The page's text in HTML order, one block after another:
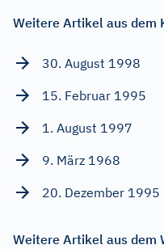
Weitere Artikel aus dem
30. August 1998
15. Februar 1995
1. August 1997
9. März 1968
20. Dezember 1995
Weitere Artikel aus dem